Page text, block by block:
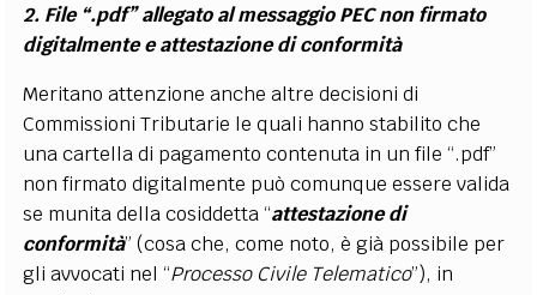
2. File “.pdf” allegato al messaggio PEC non firmato
digitalmente e attestazione di conformità
Meritano attenzione anche altre decisioni di
Commissioni Tributarie le quali hanno stabilito che
una cartella di pagamento contenuta in un file “.pdf”
non firmato digitalmente può comunque essere valida
se munita della cosiddetta “attestazione di
conformità” (cosa che, come noto, è già possibile per
gli avvocati nel “Processo Civile Telematico”), in